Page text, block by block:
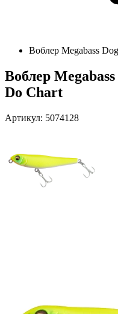
Воблер Megabass
Воблер
Do Chart
Артикул: 5074128